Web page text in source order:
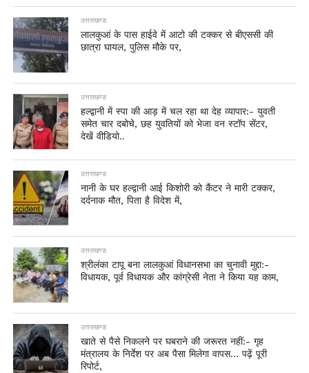
उत्तराखण्ड
लालकुआं के पास हाईवे में आटो की टक्कर से बीएससी की
छात्रा घायल, पुलिस मौके पर,
उत्तराखण्ड
हल्द्वानी में स्पा की आड़ में चल रहा था देह व्यापार:- युवती
समेत चार दबोचे, छह युवतियों को भेजा वन स्टॉप सेंटर,
देखें वीडियो..
उत्तराखण्ड
नानी के घर हल्द्वानी आई किशोरी को कैंटर ने मारी टक्कर,
दर्दनाक मौत, पिता है विदेश में,
उत्तराखण्ड
श्रीलंका टापू बना लालकुआं विधानसभा का चुनावी मुद्दा:-
विधायक, पूर्व विधायक और कांग्रेसी नेता ने किया यह काम,
उत्तराखण्ड
खाते से पैसे निकलने पर घबराने की जरूरत नहीं:- गृह
मंत्रालय के निर्देश पर अब पैसा मिलेगा वापस… पढ़ें पूरी
रिपोर्ट,